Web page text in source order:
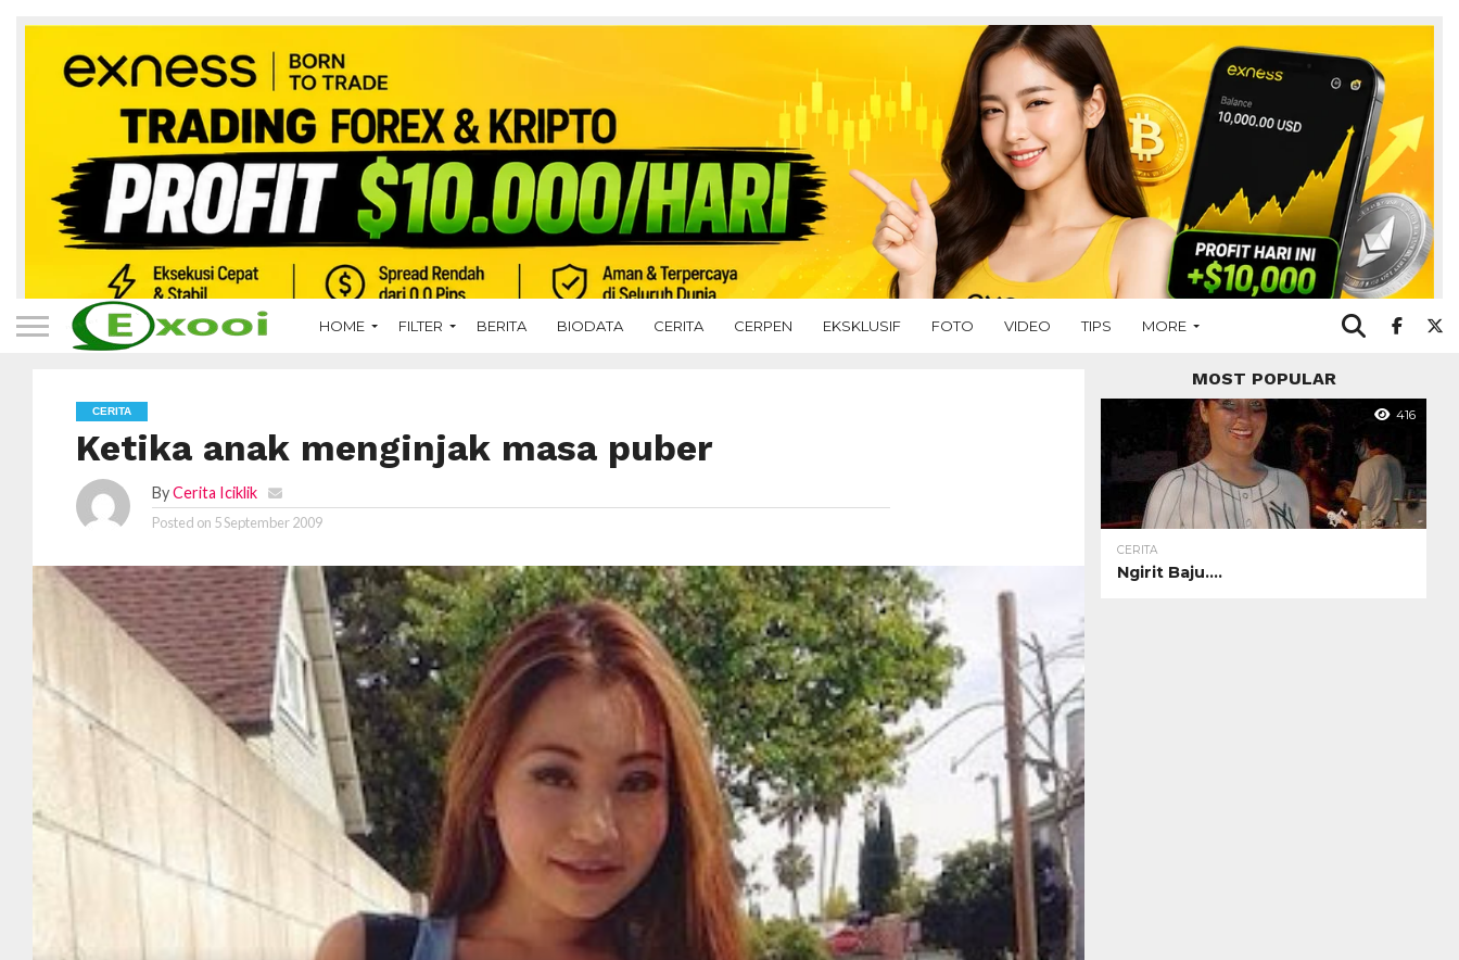
HOME FILTER BERITA BIODATA CERITA CERPEN EKSKLUSIF FOTO VIDEO TIPS MORE
CERITA
Ketika anak menginjak masa puber
By Cerita Iciklik
Posted on 5 September 2009
MOST POPULAR
416
CERITA
Ngirit Baju….